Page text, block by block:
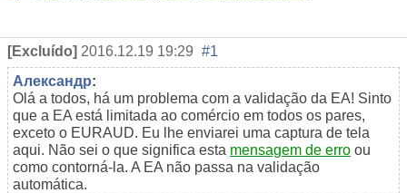
[Excluído] 2016.12.19 19:29 #1
Александр:
Olá a todos, há um problema com a validação da EA! Sinto
que a EA está limitada ao comércio em todos os pares,
exceto o EURAUD. Eu lhe enviarei uma captura de tela
aqui. Não sei o que significa esta mensagem de erro ou
como contorná-la. A EA não passa na validação
automática.